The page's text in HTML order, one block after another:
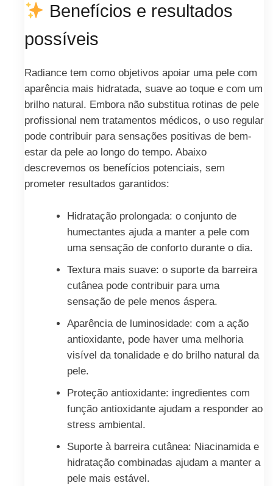
Benefícios e resultados
possíveis
Radiance tem como objetivos apoiar uma pele com
aparência mais hidratada, suave ao toque e com um
brilho natural. Embora não substitua rotinas de pele
profissional nem tratamentos médicos, o uso regular
pode contribuir para sensações positivas de bem-
estar da pele ao longo do tempo. Abaixo
descrevemos os benefícios potenciais, sem
prometer resultados garantidos:
Hidratação prolongada: o conjunto de
humectantes ajuda a manter a pele com
uma sensação de conforto durante o dia.
Textura mais suave: o suporte da barreira
cutânea pode contribuir para uma
sensação de pele menos áspera.
Aparência de luminosidade: com a ação
antioxidante, pode haver uma melhoria
visível da tonalidade e do brilho natural da
pele.
Proteção antioxidante: ingredientes com
função antioxidante ajudam a responder ao
stress ambiental.
Suporte à barreira cutânea: Niacinamida e
hidratação combinadas ajudam a manter a
pele mais estável.